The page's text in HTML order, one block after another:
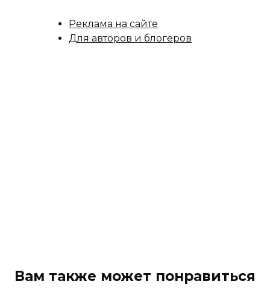
Реклама на сайте
Для авторов и блогеров
Вам также может понравиться